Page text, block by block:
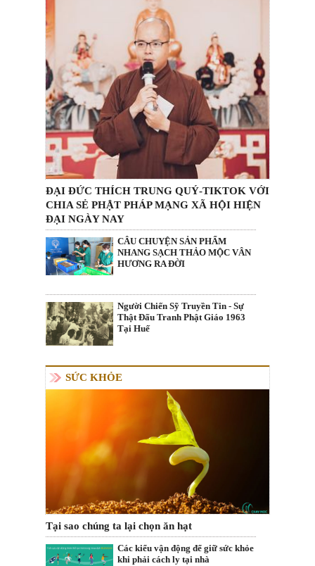
ĐẠI ĐỨC THÍCH TRUNG QUÝ-TIKTOK VỚI
CHIA SẺ PHẬT PHÁP MẠNG XÃ HỘI HIỆN
ĐẠI NGÀY NAY
CÂU CHUYỆN SẢN PHẨM
NHANG SẠCH THẢO MỘC VÂN
HƯƠNG RA ĐỜI
Người Chiến Sỹ Truyền Tin - Sự
Thật Đấu Tranh Phật Giáo 1963
Tại Huế
SỨC KHỎE
Tại sao chúng ta lại chọn ăn hạt
Các kiểu vận động để giữ sức khỏe
khi phải cách ly tại nhà